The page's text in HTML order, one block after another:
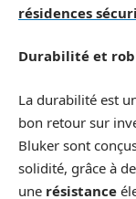
résidences
Durabilité et
La durabilité est
bon retour sur
Bluker sont
solidité, grâce à
une résistance